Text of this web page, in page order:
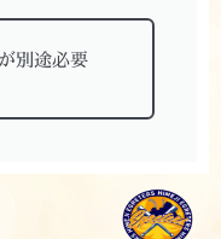
別途必要